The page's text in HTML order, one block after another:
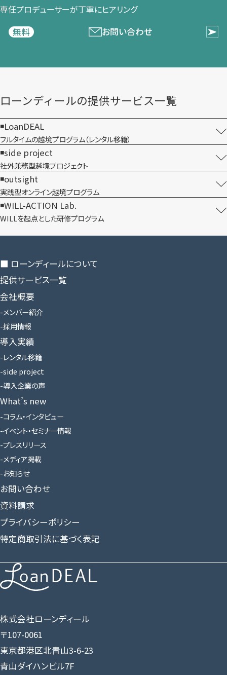
専任プロデューサーが​丁寧に​ヒアリング
無料
お問い合わせ
ローンディールの​提供サービス一覧
LoanDEAL
フルタイムの越境プログラム​（レンタル移籍）
side project
社外兼務型​越境プロジェクト
outsight
実践型オンライン​越境プログラム
WILL-ACTION Lab.
WILLを​起点とした​研修プログラム
株式会社ローンディール
〒107-0061
東京都港区北青山3-6-23
青山ダイハンビル7F
■ ローンディールに​ついて
提供サービス一覧
会社概要
メンバー紹介
採用情報
導入実績
レンタル移籍
side project
導入企業の声
What’s new
コラム・インタビュー
イベント・セミナー情報
プレスリリース
メディア掲載
お知らせ
お問い合わせ
資料請求
プライバシーポリシー
特定商取引法に基づく表記